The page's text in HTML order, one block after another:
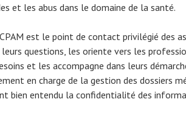
et les abus dans le domaine de la santé.
est le point de contact privilégié des
leurs questions, les oriente vers les
et les accompagne dans leurs
en charge de la gestion des dossiers
bien entendu la confidentialité des